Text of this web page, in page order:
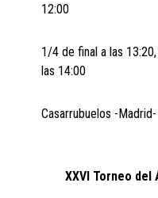
12:00
1/4 de final a las
las 14:00
Casarrubuelos -Madrid-
XXVI Torneo del